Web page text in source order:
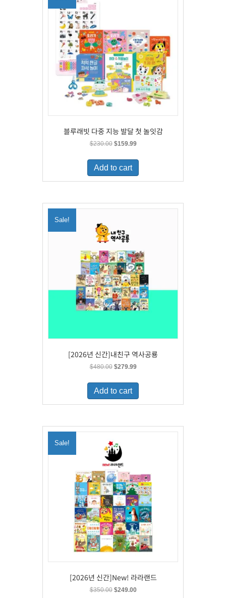
블루래빗 다중 지능 발달 첫 놀잇감
$230.00 Original
was:
$230.00.
$159.99Current
is:
Add to cart
Sale!
[2026년 신간]내친구 역사공룡
$480.00 Original
was:
$480.00.
$279.99Current
is:
Add to cart
Sale!
[2026년 신간]New! 라라랜드
$350.00 Original
$249.00Current